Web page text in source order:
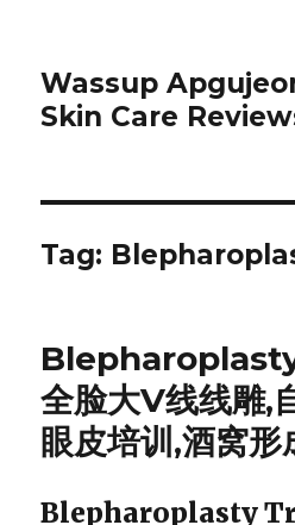
Wassup
Skin Care
Tag:
全脸大V线线雕,
眼皮培训,酒窝
Blepharoplasty